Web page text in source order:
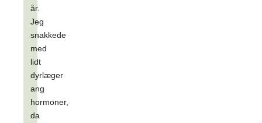
år.
Jeg
snakkede
med
lidt
dyrlæger
ang
hormoner,
da